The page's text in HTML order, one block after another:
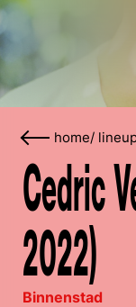
home/
Cedric
2022)
Binnenstad